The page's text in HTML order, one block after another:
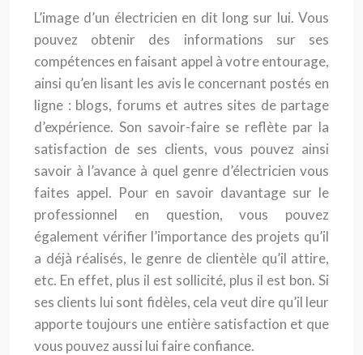
L’image d’un électricien en dit long sur lui. Vous
pouvez obtenir des informations sur ses
compétences en faisant appel à votre entourage,
ainsi qu’en lisant les avis le concernant postés en
ligne : blogs, forums et autres sites de partage
d’expérience. Son savoir-faire se reflète par la
satisfaction de ses clients, vous pouvez ainsi
savoir à l’avance à quel genre d’électricien vous
faites appel. Pour en savoir davantage sur le
professionnel en question, vous pouvez
également vérifier l’importance des projets qu’il
a déjà réalisés, le genre de clientèle qu’il attire,
etc. En effet, plus il est sollicité, plus il est bon. Si
ses clients lui sont fidèles, cela veut dire qu’il leur
apporte toujours une entière satisfaction et que
vous pouvez aussi lui faire confiance.